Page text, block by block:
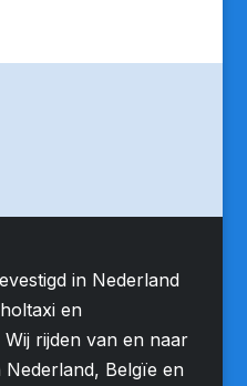
in Nederland
en
rijden van en naar
Belgïe en